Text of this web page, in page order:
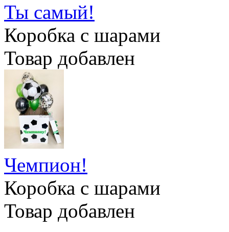
Ты самый!
Коробка с шарами
Товар добавлен
Чемпион!
Коробка с шарами
Товар добавлен